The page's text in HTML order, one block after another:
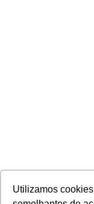
Utilizamos